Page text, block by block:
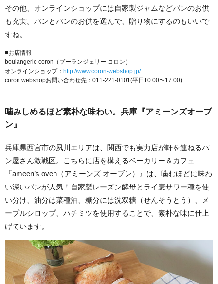
その他、オンラインショップには自家製ジャムなどパンのお供
も充実。パンとパンのお供を選んで、贈り物にするのもいいで
すね。
■お店情報
boulangerie coron（ブーランジェリー コロン）
オンラインショップ： http://www.coron-webshop.jp/
coron webshopお問い合わせ先：011-221-0101(平日10:00〜17:00)
噛みしめるほど素朴な味わい。兵庫『アミーンズオーブ
ン』
兵庫県西宮市の夙川エリアは、関西でも実力店が軒を連ねるパ
ン屋さん激戦区。こちらに店を構えるベーカリー＆カフェ
『ameen’s oven（アミーンズ オーブン）』は、噛むほどに味わ
い深いパンが人気！自家製レーズン酵母とライ麦サワー種を使
い分け、油分は菜種油、糖分には洗双糖（せんそうとう）、メ
ープルシロップ、ハチミツを使用することで、素朴な味に仕上
げています。